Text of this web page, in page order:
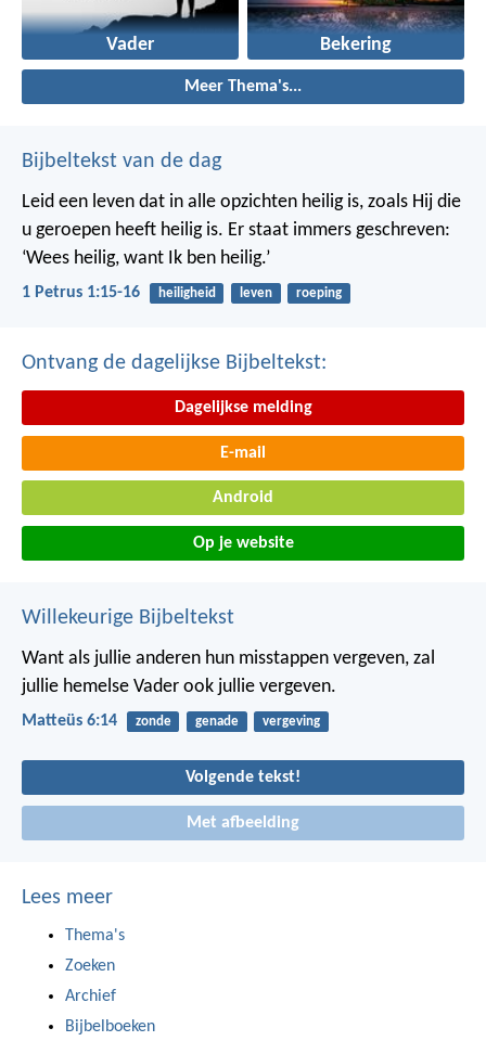
Vader Bekering
Meer Thema's...
Bijbeltekst van de dag
Leid een leven dat in alle opzichten heilig is, zoals Hij die
u geroepen heeft heilig is. Er staat immers geschreven:
‘Wees heilig, want Ik ben heilig.’
1 Petrus 1:15-16 heiligheid leven roeping
Ontvang de dagelijkse Bijbeltekst:
Dagelijkse melding
E-mail
Android
Op je website
Willekeurige Bijbeltekst
Want als jullie anderen hun misstappen vergeven, zal
jullie hemelse Vader ook jullie vergeven.
Matteüs 6:14 zonde genade vergeving
Volgende tekst!
Met afbeelding
Lees meer
Thema's
Zoeken
Archief
Bijbelboeken